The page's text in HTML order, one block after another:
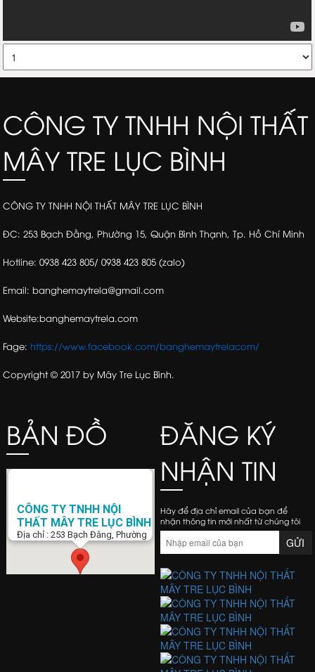
CÔNG TY TNHH NỘI THẤT
MÂY TRE LỤC BÌNH
CÔNG TY TNHH NỘI THẤT MÂY TRE LỤC BÌNH
ĐC: 253 Bạch Đằng, Phường 15, Quận Bình Thạnh, Tp. Hồ Chí Minh
Hotline: 0938 423 805/ 0938 423 805 (zalo)
Email: banghemaytrela@gmail.com
Website:banghemaytrela.com
Fage:https://www.facebook.com/banghemaytrelacom/
Copyright © 2017 by Mây Tre Lục Bình.
BẢN ĐỒ
CÔNG TY TNHH NỘI
THẤT MÂY TRE LỤC BÌNH
Địa chỉ : 253 Bạch Đằng, Phường
15, Q. Bình Thạnh, Tp. Hồ Chí Minh
Điện Thoại : 0938 423 805
banghemaytrela@gmail.com
ĐĂNG KÝ
NHẬN TIN
Hãy để địa chỉ email của bạn để
nhận thông tin mới nhất từ chúng tôi